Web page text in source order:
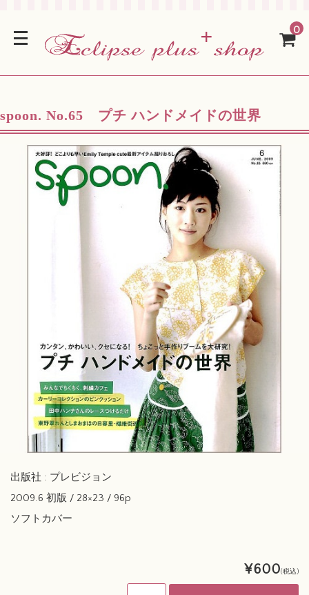
0
spoon. No.65 プチ ハンドメイドの世界
出版社 : プレビジョン
2009.6 初版 / 28×23 / 96p
ソフトカバー
¥600(税込)